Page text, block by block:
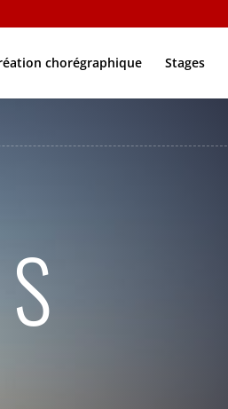
chorégraphique Stages